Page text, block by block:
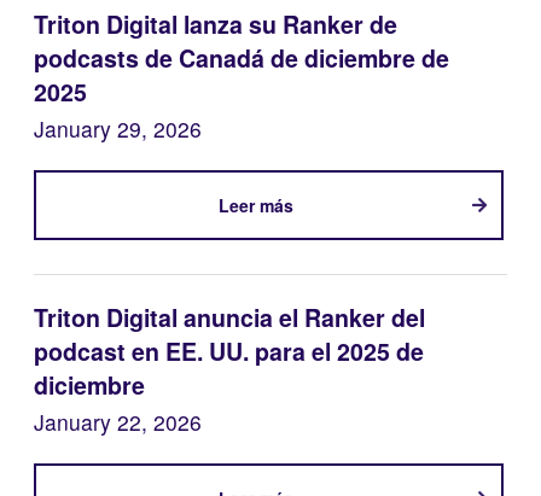
Triton Digital lanza su Ranker de
podcasts de Canadá de diciembre de
2025​​​​​​​
January 29, 2026
Leer más
Triton Digital anuncia el Ranker del
podcast en EE. UU. para el 2025 de
diciembre
January 22, 2026